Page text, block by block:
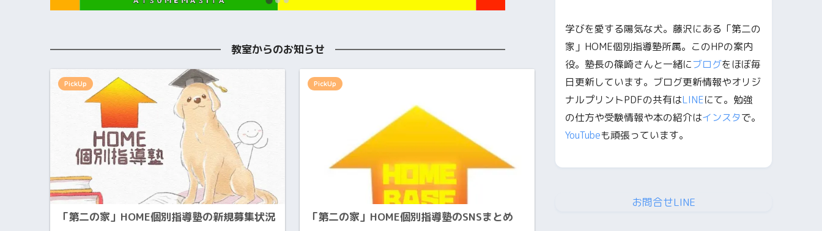
教室からのお知らせ
「第二の家」HOME個別指導塾の新規募集状況
PickUp
「第二の家」HOME個別指導塾のSNSまとめ
PickUp
学びを愛する陽気な犬。藤沢にある「第二の
家」HOME個別指導塾所属。このHPの案内
役。塾長の篠崎さんと一緒にブログをほぼ毎
日更新しています。ブログ更新情報やオリジ
ナルプリントPDFの共有はLINEにて。勉強
の仕方や受験情報や本の紹介はインスタで。
YouTubeも頑張っています。
お問合せLINE